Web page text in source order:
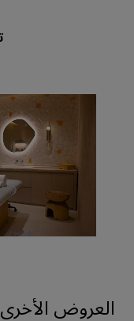
العروض الأخرى